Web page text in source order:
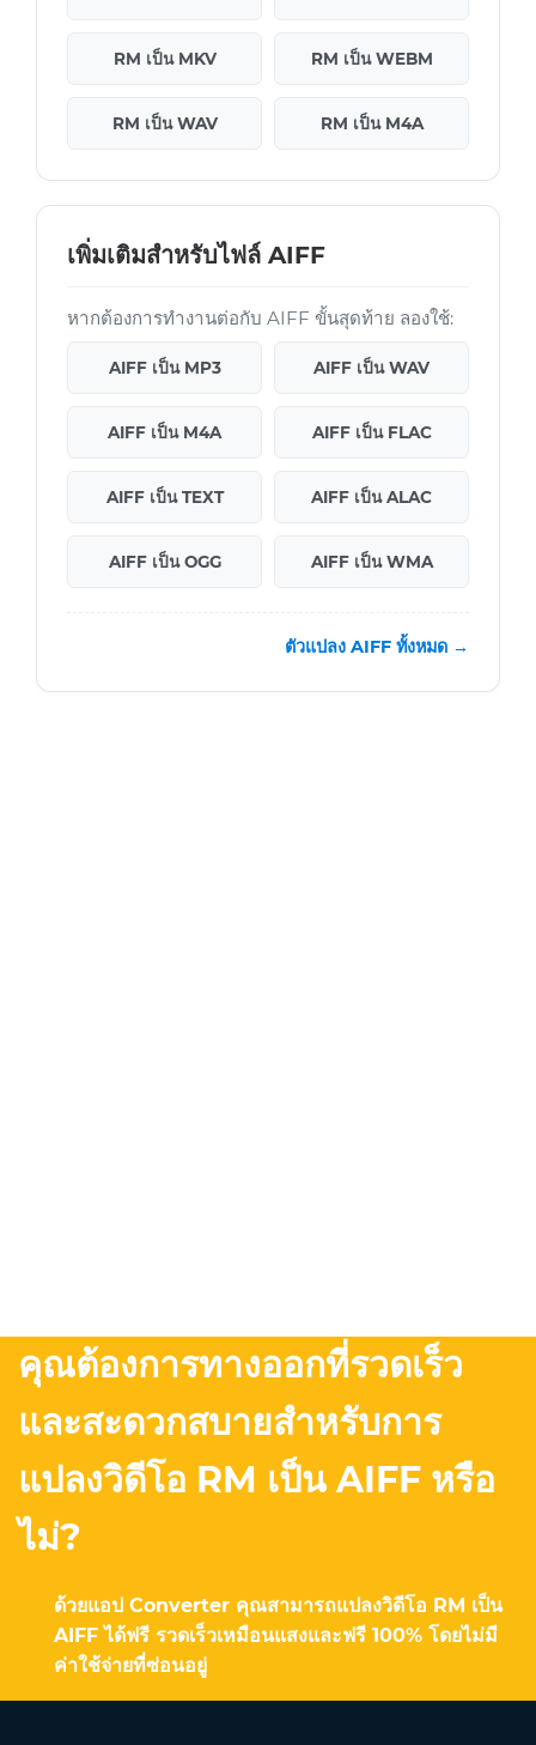
RM เป็น MKV RM เป็น WEBM
RM เป็น WAV RM เป็น M4A
เพิ่มเติมสำหรับไฟล์ AIFF
หากต้องการทำงานต่อกับ AIFF ขั้นสุดท้าย ลองใช้:
AIFF เป็น MP3 AIFF เป็น WAV
AIFF เป็น M4A AIFF เป็น FLAC
AIFF เป็น TEXT AIFF เป็น ALAC
AIFF เป็น OGG AIFF เป็น WMA
ตัวแปลง AIFF ทั้งหมด →
คุณต้องการทางออกที่รวดเร็ว
และสะดวกสบายสำหรับการ
แปลงวิดีโอ RM เป็น AIFF หรือ
ไม่?
ด้วยแอป Converter คุณสามารถแปลงวิดีโอ RM เป็น
AIFF ได้ฟรี รวดเร็วเหมือนแสงและฟรี 100% โดยไม่มี
ค่าใช้จ่ายที่ซ่อนอยู่